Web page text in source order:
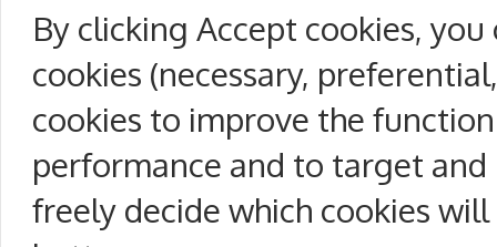
By clicking Accept cookies,
cookies (necessary,
cookies to improve the
performance and to target and
freely decide which cookies